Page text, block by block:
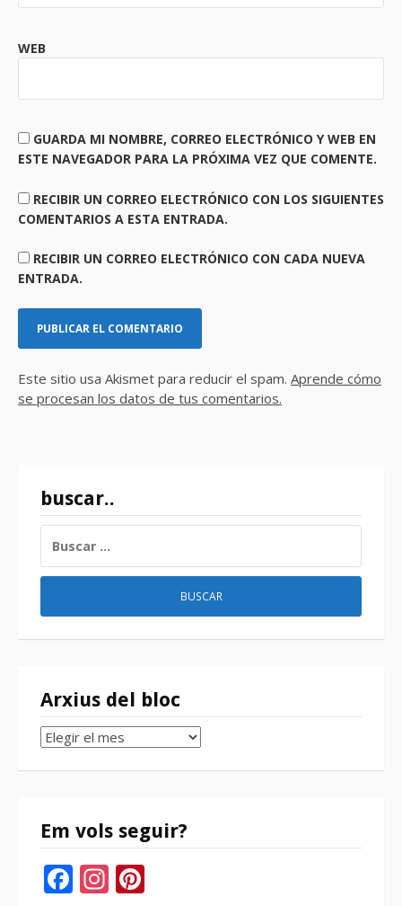
WEB
GUARDA MI NOMBRE, CORREO ELECTRÓNICO Y WEB EN
ESTE NAVEGADOR PARA LA PRÓXIMA VEZ QUE COMENTE.
RECIBIR UN CORREO ELECTRÓNICO CON LOS SIGUIENTES
COMENTARIOS A ESTA ENTRADA.
RECIBIR UN CORREO ELECTRÓNICO CON CADA NUEVA
ENTRADA.
Este sitio usa Akismet para reducir el spam. Aprende cómo
se procesan los datos de tus comentarios.
buscar..
Arxius del bloc
Arxius
bloc
Em vols seguir?
Facebook
Instagram